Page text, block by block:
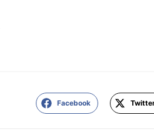
Facebook